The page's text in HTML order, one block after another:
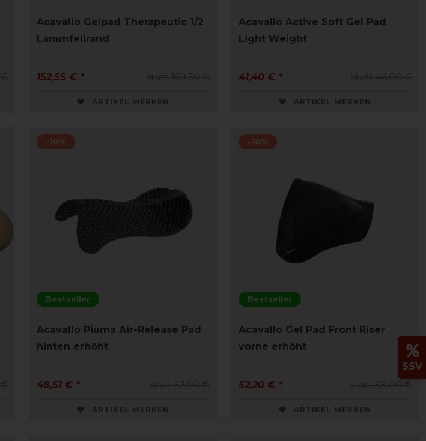
Acavallo Gelpad Therapeutic 1/2
Lammfellrand
152,55 € *
ARTIKEL MERKEN
Acavallo Active Soft Gel Pad
Light Weight
41,40 € *
ARTIKEL MERKEN
Bestseller
-10%
Acavallo Piuma Air-Release Pad
hinten erhöht
48,51 € *
ARTIKEL MERKEN
Bestseller
-10%
Acavallo Gel Pad Front Riser
vorne erhöht
statt 58,00 €
52,20 € *
ARTIKEL MERKEN
SSV